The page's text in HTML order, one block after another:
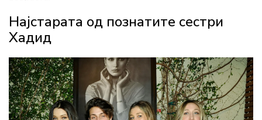
Најстарата од познатите сестри
Хадид